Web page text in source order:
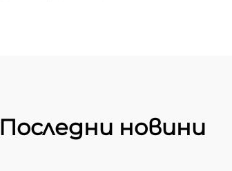
Последни новини